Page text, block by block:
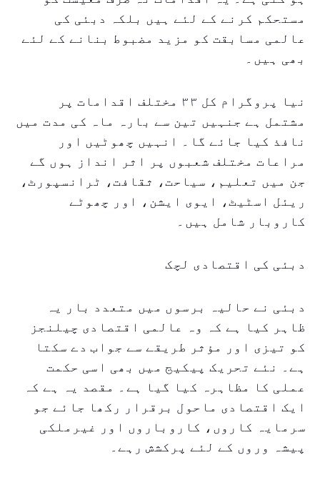
مستحکم کرنے کے لئے ہیں بلکہ دبئی کی
عالمی مسابقت کو مزید مضبوط بنانے کے لئے
بھی ہیں۔
نیا پروگرام کل ۳۳ مختلف اقدامات پر
مشتمل ہے جنہیں تین سے بارہ ماہ کی مدت میں
نافذ کیا جائے گا۔ انہیں چھوٹیں اور
مراعات مختلف شعبوں پر اثر انداز ہوں گے
جن میں تعلیم، سیاحت، ثقافت، ٹرانسپورٹ،
ریئل اسٹیٹ، ایوی ایشن، اور چھوٹے
کاروبار شامل ہیں۔
دبئی کی اقتصادی لچک
دبئی نے حالیہ برسوں میں متعدد بار یہ
ظاہر کیا ہے کہ وہ عالمی اقتصادی چیلنجز
کو تیزی اور مؤثر طریقے سے جواب دے سکتا
ہے۔ نئے تحریک پیکیج میں بھی اسی حکمت
عملی کا مظاہرہ کیا گیا ہے۔ مقصد یہ ہے کہ
ایک اقتصادی ماحول برقرار رکھا جائے جو
سرمایہ کاروں، کاروباروں اور غیرملکی
پیشہ وروں کے لئے پرکشش رہے۔